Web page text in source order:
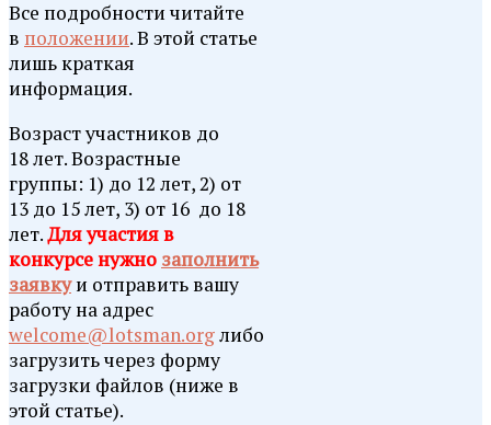
Все подробности читайте
в положении. В этой статье
лишь краткая
информация.
Возраст участников до
18 лет. Возрастные
группы: 1) до 12 лет, 2) от
13 до 15 лет, 3) от 16 до 18
лет.Для участия в
конкурсе нужно заполнить
заявкуи отправить вашу
работу на адрес
welcome@lotsman.orgлибо
загрузить через форму
загрузки файлов (ниже в
этой статье).